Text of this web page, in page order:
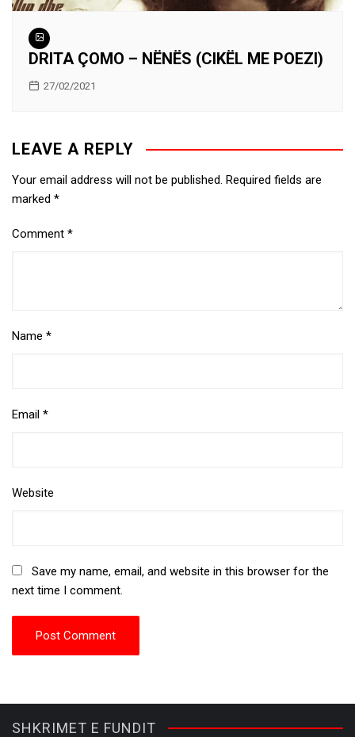
DRITA ÇOMO – NËNËS (CIKËL ME POEZI)
27/02/2021
LEAVE A REPLY
Your email address will not be published. Required fields are
marked *
Comment *
Name *
Email *
Website
Save my name, email, and website in this browser for the
next time I comment.
SHKRIMET E FUNDIT